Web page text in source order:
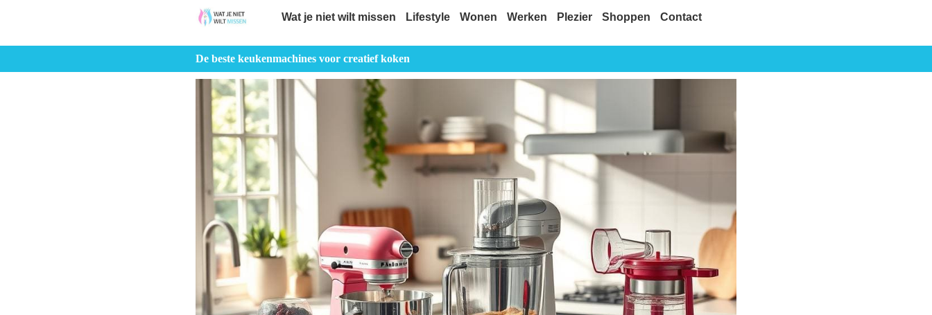
Wat je niet wilt missen Lifestyle Wonen Werken Plezier Shoppen Contact
De beste keukenmachines voor creatief koken